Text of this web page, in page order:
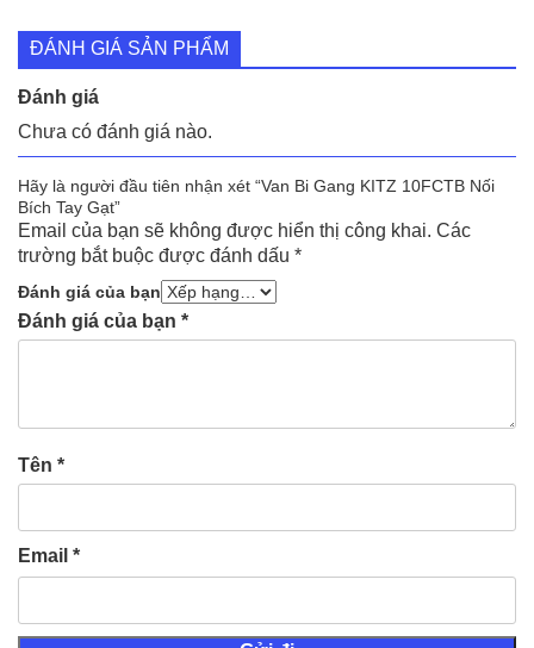
ĐÁNH GIÁ SẢN PHẨM
Đánh giá
Chưa có đánh giá nào.
Hãy là người đầu tiên nhận xét “Van Bi Gang KITZ 10FCTB Nối
Bích Tay Gạt”
Email của bạn sẽ không được hiển thị công khai. Các
trường bắt buộc được đánh dấu *
Đánh giá của bạn
Đánh giá của bạn *
Tên *
Email *